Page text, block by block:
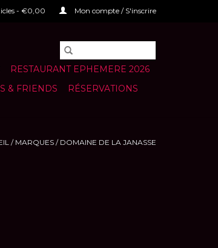
- €0,00 Mon compte / S'inscrire
RESTAURANT EPHEMERE 2026
& FRIENDS RÉSERVATIONS
/ MARQUES / DOMAINE DE LA JANASSE